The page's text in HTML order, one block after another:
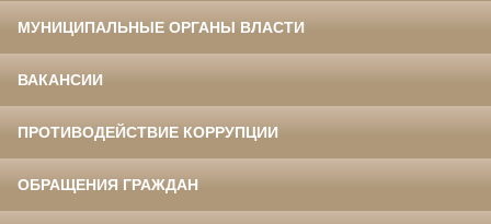
МУНИЦИПАЛЬНЫЕ ОРГАНЫ ВЛАСТИ
ВАКАНСИИ
ПРОТИВОДЕЙСТВИЕ КОРРУПЦИИ
ОБРАЩЕНИЯ ГРАЖДАН